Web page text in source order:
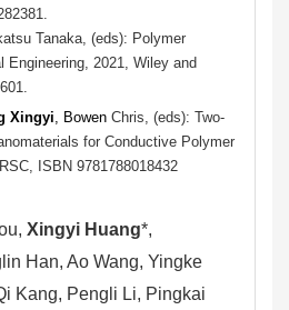
Tanaka, (eds): Polymer
Engineering, 2021, Wiley and
Xingyi, Bowen Chris, (eds): Two-
for Conductive Polymer
ISBN 9781788018432
Xingyi Huang*,
Han, Ao Wang, Yingke
Kang, Pengli Li, Pingkai